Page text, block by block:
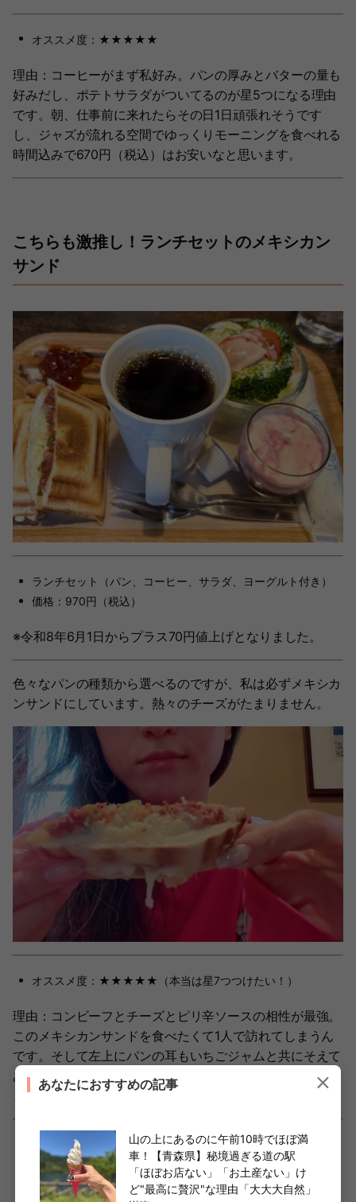
オススメ度：★★★★★
理由：コーヒーがまず私好み。パンの厚みとバターの量も
好みだし、ポテトサラダがついてるのが星5つになる理由
です。朝、仕事前に来れたらその日1日頑張れそうです
し、ジャズが流れる空間でゆっくりモーニングを食べれる
時間込みで670円（税込）はお安いなと思います。
こちらも激推し！ランチセットのメキシカン
サンド
ランチセット（パン、コーヒー、サラダ、ヨーグルト付き）
価格：970円（税込）
※令和8年6月1日からプラス70円値上げとなりました。
色々なパンの種類から選べるのですが、私は必ずメキシカ
ンサンドにしています。熱々のチーズがたまりません。
オススメ度：★★★★★（本当は星7つつけたい！）
理由：コンビーフとチーズとピリ辛ソースの相性が最強。
このメキシカンサンドを食べたくて1人で訪れてしまうん
です。そして左上にパンの耳もいちごジャムと共にそえて
あり、これがまたオヤツみたいで得した気分になります。
ヨーグルトもついてくるので大満足ランチセットです。
「ここに来たい」から飲みに来る【ばんか
あなたにおすすめの記事
山の上にあるのに午前10時でほぼ満
車！【青森県】秘境過ぎる道の駅
「ほぼお店ない」「お土産ない」け
ど"最高に贅沢"な理由「大大大自然」